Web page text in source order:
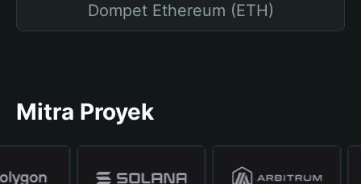
Dompet Ethereum (ETH)
Mitra Proyek